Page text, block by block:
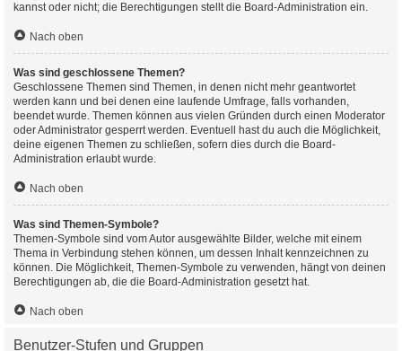
kannst oder nicht; die Berechtigungen stellt die Board-Administration ein.
Nach oben
Was sind geschlossene Themen?
Geschlossene Themen sind Themen, in denen nicht mehr geantwortet
werden kann und bei denen eine laufende Umfrage, falls vorhanden,
beendet wurde. Themen können aus vielen Gründen durch einen Moderator
oder Administrator gesperrt werden. Eventuell hast du auch die Möglichkeit,
deine eigenen Themen zu schließen, sofern dies durch die Board-
Administration erlaubt wurde.
Nach oben
Was sind Themen-Symbole?
Themen-Symbole sind vom Autor ausgewählte Bilder, welche mit einem
Thema in Verbindung stehen können, um dessen Inhalt kennzeichnen zu
können. Die Möglichkeit, Themen-Symbole zu verwenden, hängt von deinen
Berechtigungen ab, die die Board-Administration gesetzt hat.
Nach oben
Benutzer-Stufen und Gruppen